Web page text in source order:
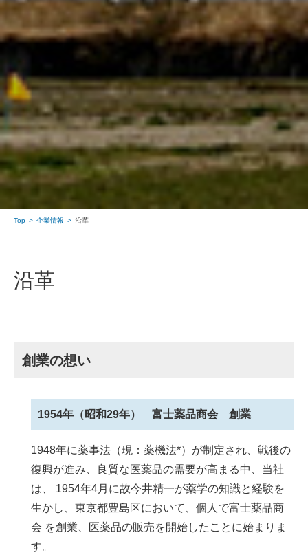
Top 企業情報 沿革
沿革
創業の想い
1954年（昭和29年） 富士薬品商会 創業
1948年に薬事法（現：薬機法*）が制定され、戦後の
復興が進み、良質な医薬品の需要が高まる中、当社
は、 1954年4月に故今井精一が薬学の知識と経験を
生かし、東京都豊島区において、個人で富士薬品商
会 を創業、医薬品の販売を開始したことに始まりま
す。